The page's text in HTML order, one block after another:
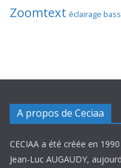
Zoomtext éclairage
A propos de Ceciaa
CECIAA a été créée en
Jean-Luc AUGAUDY,